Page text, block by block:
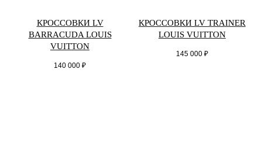
КРОССОВКИ LV
BARRACUDA LOUIS
VUITTON
140 000 ₽
КРОССОВКИ LV TRAINER
LOUIS VUITTON
145 000 ₽